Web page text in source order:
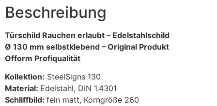
Beschreibung
Türschild Rauchen erlaubt – Edelstahlschild
Ø 130 mm selbstklebend – Original Produkt
Ofform Profiqualität
Kollektion: SteelSigns 130
Material: Edelstahl, DIN 1.4301
Schliffbild: fein matt, Korngröße 260